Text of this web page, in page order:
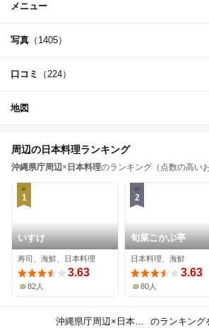
メニュー
写真 （1405）
口コミ （224）
地図
周辺の日本料理ランキング
沖縄県庁周辺× 日本料理のランキング（点数の高い
1
いすけ
寿司、海鮮、日本料理
3.63
82人
2
旬菜こかぶ亭
日本料理、海鮮
3.63
80人
沖縄県庁周辺×日本料理 のランキング